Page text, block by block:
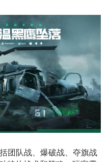
团队战、爆破战、夺旗战